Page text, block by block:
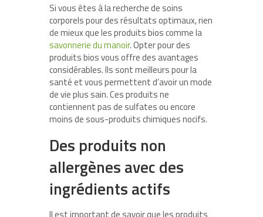
Si vous êtes à la recherche de soins
corporels pour des résultats optimaux, rien
de mieux que les produits bios comme la
savonnerie du manoir. Opter pour des
produits bios vous offre des avantages
considérables. Ils sont meilleurs pour la
santé et vous permettent d’avoir un mode
de vie plus sain. Ces produits ne
contiennent pas de sulfates ou encore
moins de sous-produits chimiques nocifs.
Des produits non
allergènes avec des
ingrédients actifs
Il est important de savoir que les produits